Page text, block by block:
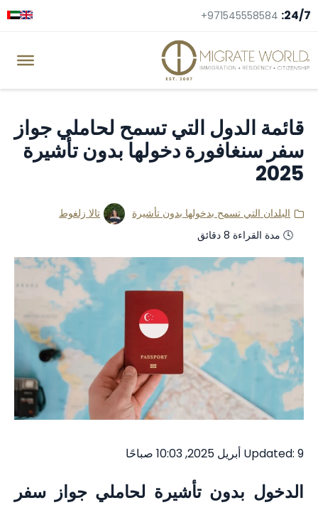
24/7:
+971545558584
قائمة الدول التي تسمح لحاملي جواز
سفر سنغافورة دخولها بدون تأشيرة
2025
البلدان التي تسمح بدخولها بدون تأشيرة
تالا زلغوط
🕓 مدة القراءة 8 دقائق
Updated: 9 أبريل 2025, 10:03 صباحًا
الدخول بدون تأشيرة لحاملي جواز سفر